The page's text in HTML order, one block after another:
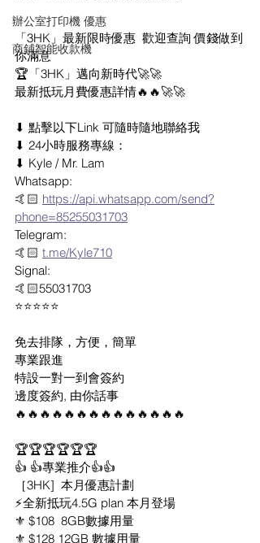
辦公室打印機 優惠
商鋪智能收款機
「3HK」最新限時優惠  歡迎查詢 價錢做到
你滿意
🏆「3HK」邁向新時代🚀🚀
最新抵玩月費優惠詳情🔥🔥🚀🚀
⬇ 點擊以下Link 可隨時隨地聯絡我
⬇ 24小時服務專線：
⬇ Kyle / Mr. Lam
Whatsapp:
🤙🏻 https://api.whatsapp.com/send?
phone=85255031703
Telegram:
🤙🏻 t.me/Kyle710
Signal:
🤙🏻55031703
⭐⭐⭐⭐⭐
免去排隊，方便，簡單
專業跟進
特設一對一到會簽約
邊度簽約, 由你話事
🔥🔥🔥🔥🔥🔥🔥🔥🔥🔥🔥🔥🔥🔥
🏆🏆🏆🏆🏆🏆
👍 👍專業推介👍👍
［3HK]  本月優惠計劃
⚡️全新抵玩4.5G plan 本月登場
⚜️ $108  8GB數據用量
⚜️ $128 12GB 數據用量